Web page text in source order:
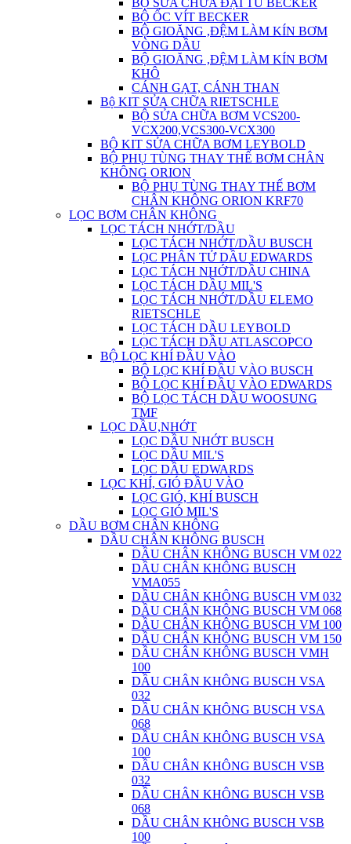
BỘ SỬA CHỮA ĐẠI TU BECKER
BỘ ỐC VÍT BECKER
BỘ GIOĂNG ,ĐỆM LÀM KÍN BƠM
VÒNG DẦU
BỘ GIOĂNG ,ĐỆM LÀM KÍN BƠM
KHÔ
CÁNH GẠT, CÁNH THAN
Bộ KIT SỬA CHỮA RIETSCHLE
BỘ SỬA CHỮA BƠM VCS200-
VCX200,VCS300-VCX300
BỘ KIT SỬA CHỮA BƠM LEYBOLD
BỘ PHỤ TÙNG THAY THẾ BƠM CHÂN
KHÔNG ORION
BỘ PHỤ TÙNG THAY THẾ BƠM
CHÂN KHÔNG ORION KRF70
LỌC BƠM CHÂN KHÔNG
LỌC TÁCH NHỚT/DẦU
LỌC TÁCH NHỚT/DẦU BUSCH
LỌC PHÂN TỬ DẦU EDWARDS
LỌC TÁCH NHỚT/DẦU CHINA
LỌC TÁCH DẦU MIL'S
LỌC TÁCH NHỚT/DẦU ELEMO
RIETSCHLE
LỌC TÁCH DẦU LEYBOLD
LỌC TÁCH DẦU ATLASCOPCO
BỘ LỌC KHÍ ĐẦU VÀO
BỘ LỌC KHÍ ĐẦU VÀO BUSCH
BỘ LỌC KHÍ ĐẦU VÀO EDWARDS
BỘ LỌC TÁCH DẦU WOOSUNG
TMF
LỌC DẦU,NHỚT
LỌC DẦU NHỚT BUSCH
LỌC DẦU MIL'S
LỌC DẦU EDWARDS
LỌC KHÍ, GIÓ ĐẦU VÀO
LỌC GIÓ, KHÍ BUSCH
LỌC GIÓ MIL'S
DẦU BƠM CHÂN KHÔNG
DẦU CHÂN KHÔNG BUSCH
DẦU CHÂN KHÔNG BUSCH VM 022
DẦU CHÂN KHÔNG BUSCH
VMA055
DẦU CHÂN KHÔNG BUSCH VM 032
DẦU CHÂN KHÔNG BUSCH VM 068
DẦU CHÂN KHÔNG BUSCH VM 100
DẦU CHÂN KHÔNG BUSCH VM 150
DẦU CHÂN KHÔNG BUSCH VMH
100
DẦU CHÂN KHÔNG BUSCH VSA
032
DẦU CHÂN KHÔNG BUSCH VSA
068
DẦU CHÂN KHÔNG BUSCH VSA
100
DẦU CHÂN KHÔNG BUSCH VSB
032
DẦU CHÂN KHÔNG BUSCH VSB
068
DẦU CHÂN KHÔNG BUSCH VSB
100